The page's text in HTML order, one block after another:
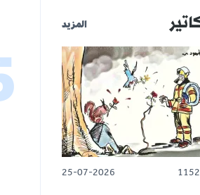
المزيد
25-07-2026